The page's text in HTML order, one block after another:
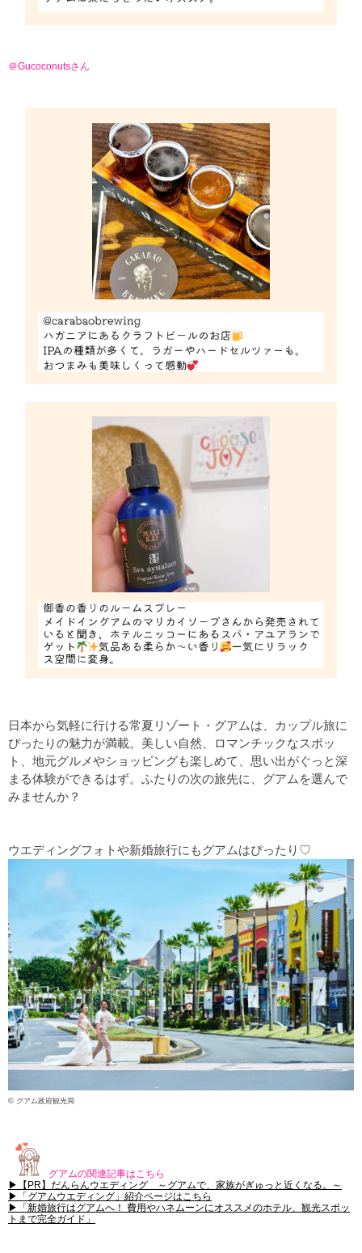
＠Gucoconutsさん
日本から気軽に行ける常夏リゾート・グアムは、カップル旅に
ぴったりの魅力が満載。美しい自然、ロマンチックなスポッ
ト、地元グルメやショッピングも楽しめて、思い出がぐっと深
まる体験ができるはず。ふたりの次の旅先に、グアムを選んで
みませんか？
ウエディングフォトや新婚旅行にもグアムはぴったり♡
© グアム政府観光局
グアムの関連記事はこちら
▶【PR】だんらんウエディング ～グアムで、家族がぎゅっと近くなる。～
▶「グアムウエディング」紹介ページはこちら
▶「新婚旅行はグアムへ！ 費用やハネムーンにオススメのホテル、観光スポッ
トまで完全ガイド」